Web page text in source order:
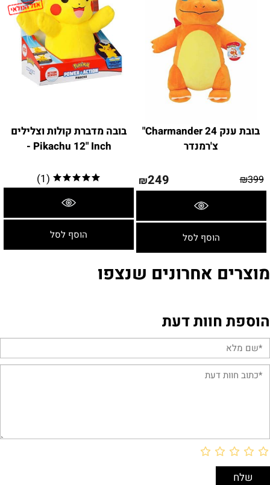
בובת ענק Charmander 24"
צ'רמנדר
₪399
₪249
הוסף לסל
בובה מדברת קולות וצלילים
Pikachu 12" Inch -
(1)
הוסף לסל
מוצרים אחרונים שנצפו
הוספת חוות דעת